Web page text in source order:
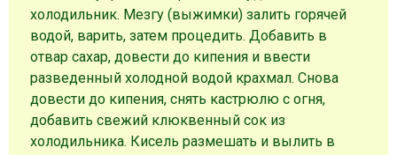
холодильник. Мезгу (выжимки) залить горячей
водой, варить, затем процедить. Добавить в
отвар сахар, довести до кипения и ввести
разведенный холодной водой крахмал. Снова
довести до кипения, снять кастрюлю с огня,
добавить свежий клюквенный сок из
холодильника. Кисель размешать и вылить в